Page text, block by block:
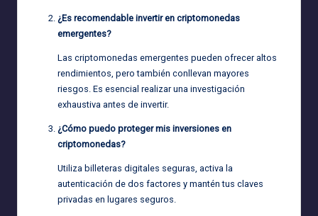
¿Es recomendable invertir en criptomonedas
emergentes?
Las criptomonedas emergentes pueden ofrecer altos
rendimientos, pero también conllevan mayores
riesgos. Es esencial realizar una investigación
exhaustiva antes de invertir.
¿Cómo puedo proteger mis inversiones en
criptomonedas?
Utiliza billeteras digitales seguras, activa la
autenticación de dos factores y mantén tus claves
privadas en lugares seguros.